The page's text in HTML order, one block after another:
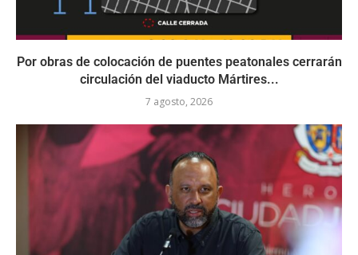
Por obras de colocación de puentes peatonales cerrarán
circulación del viaducto Mártires...
7 agosto, 2026